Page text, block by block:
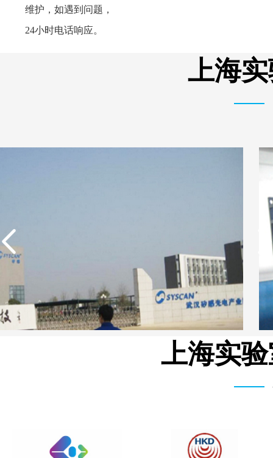
维护，如遇到问题，
24小时电话响应。
上海
上海实